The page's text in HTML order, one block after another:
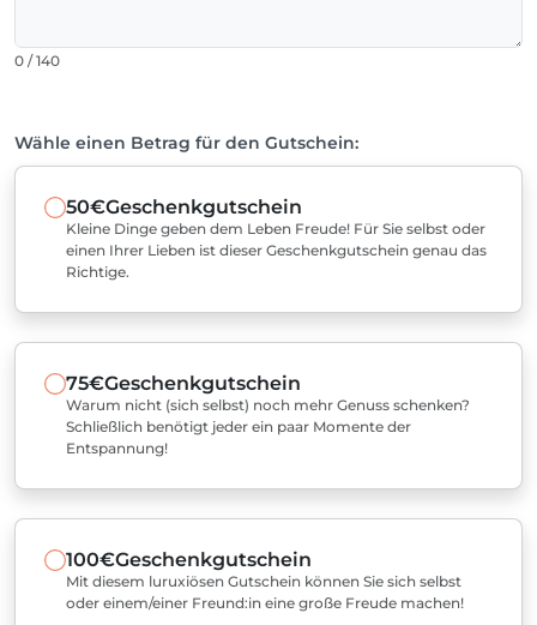
0 / 140
Wähle einen Betrag für den Gutschein:
50€Geschenkgutschein
Kleine Dinge geben dem Leben Freude! Für Sie selbst oder
einen Ihrer Lieben ist dieser Geschenkgutschein genau das
Richtige.
75€Geschenkgutschein
Warum nicht (sich selbst) noch mehr Genuss schenken?
Schließlich benötigt jeder ein paar Momente der
Entspannung!
100€Geschenkgutschein
Mit diesem luruxiösen Gutschein können Sie sich selbst
oder einem/einer Freund:in eine große Freude machen!